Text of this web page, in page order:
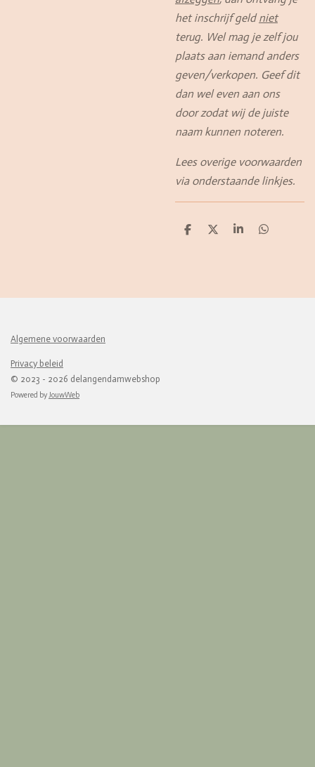
het inschrijf geldniet
terug. Wel mag je zelf jou
plaats aan iemand anders
geven/verkopen. Geef dit
dan wel even aan ons
door zodat wij de juiste
naam kunnen noteren.
Lees overige voorwaarden
via onderstaande linkjes.
D
D
S
D
Algemene voorwaarden
Privacy beleid
© 2023 - 2026 delangendamwebshop
Powered byJouwWeb